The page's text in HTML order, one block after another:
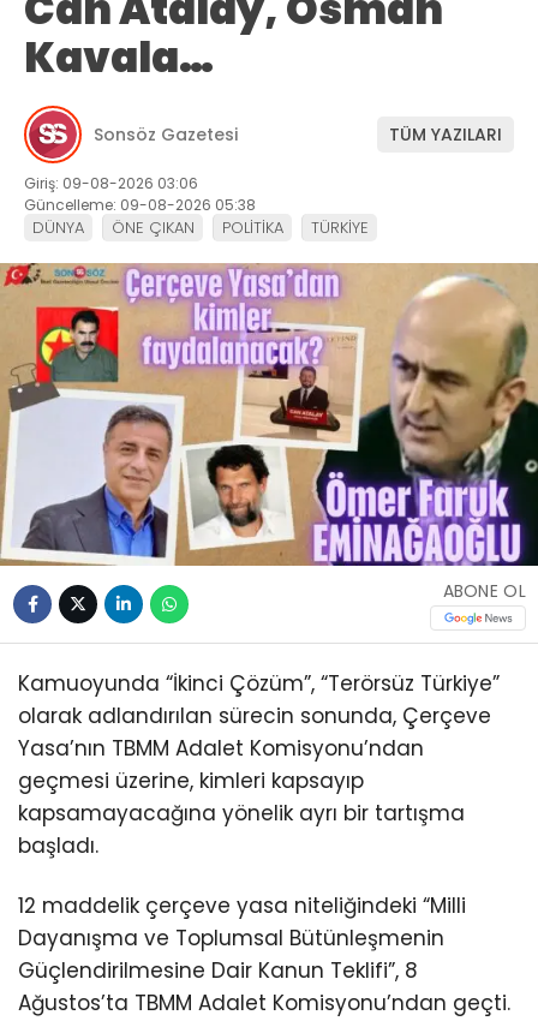
Kavala…
Sonsöz Gazetesi TÜM YAZILARI
Giriş: 09-08-2026 03:06
Güncelleme: 09-08-2026 05:38
DÜNYA ÖNE ÇIKAN POLİTİKA TÜRKİYE
ABONE OL
Kamuoyunda “İkinci Çözüm”, “Terörsüz Türkiye”
olarak adlandırılan sürecin sonunda, Çerçeve
Yasa’nın TBMM Adalet Komisyonu’ndan
geçmesi üzerine, kimleri kapsayıp
kapsamayacağına yönelik ayrı bir tartışma
başladı.
12 maddelik çerçeve yasa niteliğindeki “Milli
Dayanışma ve Toplumsal Bütünleşmenin
Güçlendirilmesine Dair Kanun Teklifi”, 8
Ağustos’ta TBMM Adalet Komisyonu’ndan geçti.